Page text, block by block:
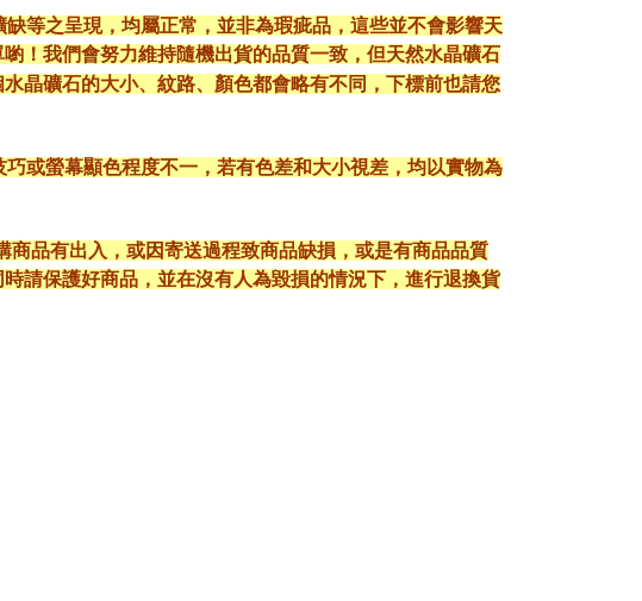
等之呈現，均屬正常，並非為瑕疵品，這些並不會影響天
！我們會努力維持隨機出貨的品質一致，但天然水晶礦石
晶礦石的大小、紋路、顏色都會略有不同，下標前也請您
或螢幕顯色程度不一，若有色差和大小視差，均以實物為
品有出入，或因寄送過程致商品缺損，或是有商品品質
請保護好商品，並在沒有人為毀損的情況下，進行退換貨